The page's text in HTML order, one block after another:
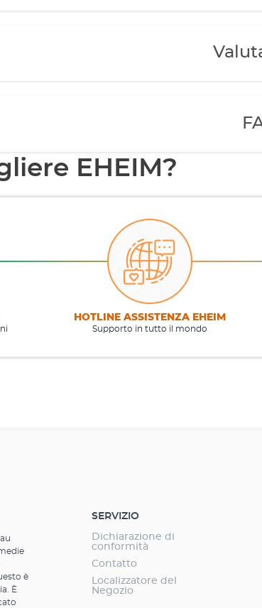
EHEIM?
HOTLINE ASSISTENZA EHEIM
Supporto in tutto il mondo
è
È
SERVIZIO
Dichiarazione di
conformità
Contatto
Localizzatore del
Negozio